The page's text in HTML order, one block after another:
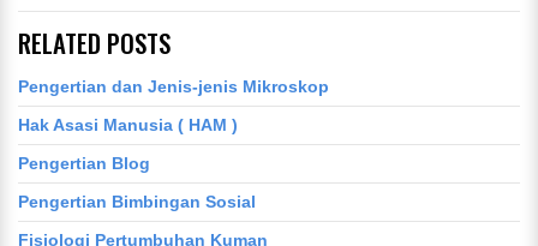
RELATED POSTS
Pengertian dan Jenis-jenis Mikroskop
Hak Asasi Manusia ( HAM )
Pengertian Blog
Pengertian Bimbingan Sosial
Fisiologi Pertumbuhan Kuman